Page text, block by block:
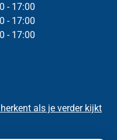
- 17:00
- 17:00
- 17:00
als je verder kijkt